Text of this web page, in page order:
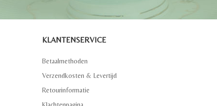
KLANTENSERVICE
Betaalmethoden
Verzendkosten & Levertijd
Retourinformatie